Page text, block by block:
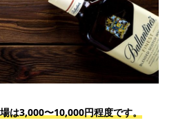
は3,000〜10,000円程度です。